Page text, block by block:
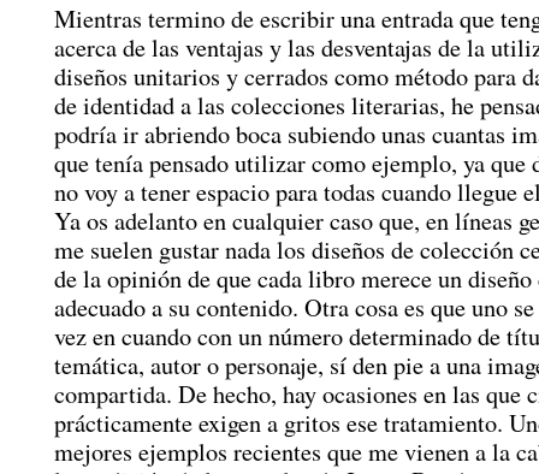
Mientras termino de escribir una entrada que
acerca de las ventajas y las desventajas de la
diseños unitarios y cerrados como método para
de identidad a las colecciones literarias, he
podría ir abriendo boca subiendo unas cuantas
que tenía pensado utilizar como ejemplo, ya que
no voy a tener espacio para todas cuando llegue
Ya os adelanto en cualquier caso que, en líneas
me suelen gustar nada los diseños de colección
de la opinión de que cada libro merece un
adecuado a su contenido. Otra cosa es que uno
vez en cuando con un número determinado de
temática, autor o personaje, sí den pie a una
compartida. De hecho, hay ocasiones en las que
prácticamente exigen a gritos ese tratamiento.
mejores ejemplos recientes que me vienen a la